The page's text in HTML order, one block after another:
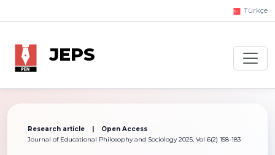
Türkçe
JEPS
Research article | Open Access
Journal of Educational Philosophy and Sociology 2025, Vol 6(2) 158-183